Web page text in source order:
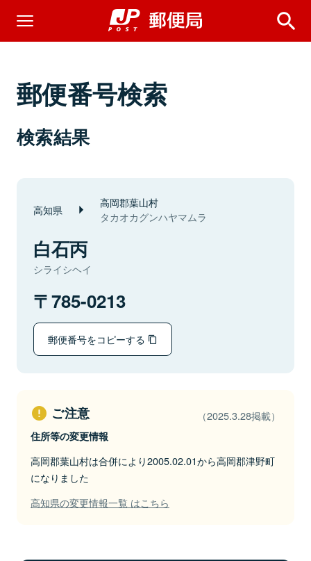
郵便番号検索
検索結果
高知県 高岡郡葉山村
タカオカグンハヤマムラ
白石丙
シライシヘイ
785-0213
郵便番号をコピーする
ご注意 （2025.3.28掲載）
住所等の変更情報
高岡郡葉山村は合併により2005.02.01から高岡郡津野町
になりました
高知県の変更情報一覧 はこちら